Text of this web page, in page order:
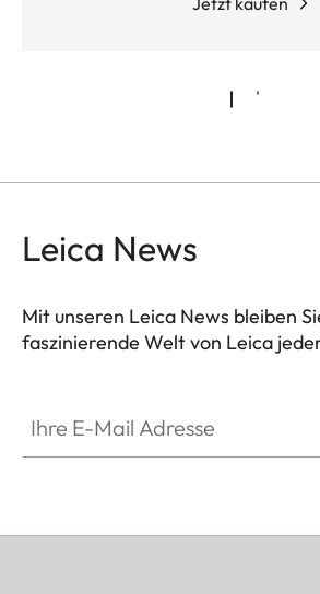
Leica News
Mit unseren Leica News bleiben
faszinierende Welt von Leica